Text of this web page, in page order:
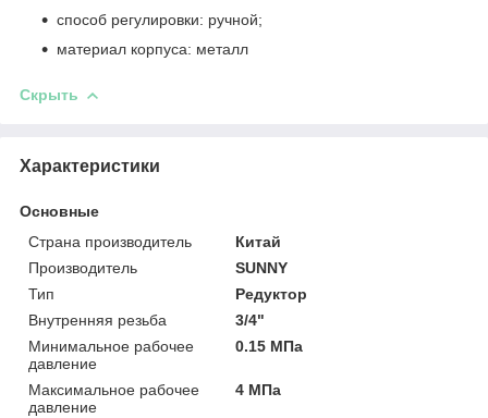
способ регулировки: ручной;
материал корпуса: металл
Скрыть
Характеристики
Основные
Страна производитель
Китай
Производитель
SUNNY
Тип
Редуктор
Внутренняя резьба
3/4"
Минимальное рабочее
давление
0.15 МПа
Максимальное рабочее
давление
4 МПа